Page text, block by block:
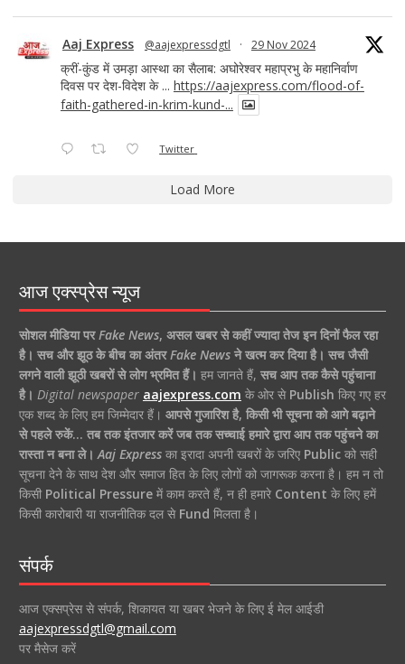
Aaj Express @aajexpressdgtl · 29 Nov 2024
क्रीं-कुंड में उमड़ा आस्था का सैलाब: अघोरेश्वर महाप्रभु के महानिर्वाण
दिवस पर देश-विदेश के ... https://aajexpress.com/flood-of-
faith-gathered-in-krim-kund-...
Twitter
Load More
आज एक्स्प्रेस न्यूज
सोशल मीडिया पर Fake News, असल खबर से कहीं ज्यादा तेज इन दिनों फैल रहा
है। सच और झूठ के बीच का अंतर Fake Newsने खत्म कर दिया है। सच जैसी
लगने वाली झूठी खबरों से लोग भ्रमित हैं। हम जानते हैं, सच आप तक कैसे पहुंचाना
है। Digital newspaper aajexpress.com के ओर से Publish किए गए हर
एक शब्द के लिए हम जिम्मेदार हैं। आपसे गुजारिश है, किसी भी सूचना को आगे बढ़ाने
से पहले रुकें… तब तक इंतजार करें जब तक सच्चाई हमारे द्वारा आप तक पहुंचने का
रास्ता न बना ले। Aaj Expressका इरादा अपनी खबरों के जरिए Publicको सही
सूचना देने के साथ देश और समाज हित के लिए लोगों को जागरूक करना है। हम न तो
किसी Political Pressureमें काम करते हैं, न ही हमारे Content के लिए हमें
किसी कारोबारी या राजनीतिक दल से Fund मिलता है।
संपर्क
आज एक्सप्रेस से संपर्क, शिकायत या खबर भेजने के लिए ई मेल आईडी
aajexpressdgtl@gmail.com
पर मैसेज करें